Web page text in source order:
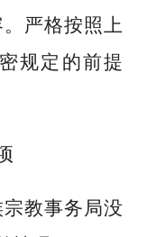
严格按照上
规定的前提
教事务局没